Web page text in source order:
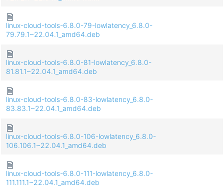
linux-cloud-tools-6.8.0-79-lowlatency_6.8.0-
79.79.1~22.04.1_amd64.deb
linux-cloud-tools-6.8.0-81-lowlatency_6.8.0-
81.81.1~22.04.1_amd64.deb
linux-cloud-tools-6.8.0-83-lowlatency_6.8.0-
83.83.1~22.04.1_amd64.deb
linux-cloud-tools-6.8.0-106-lowlatency_6.8.0-
106.106.1~22.04.1_amd64.deb
linux-cloud-tools-6.8.0-111-lowlatency_6.8.0-
111.111.1~22.04.1_amd64.deb